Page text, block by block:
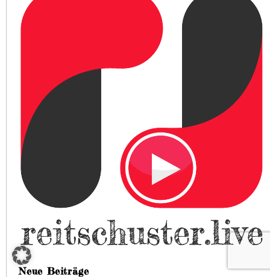
Neue Beiträge